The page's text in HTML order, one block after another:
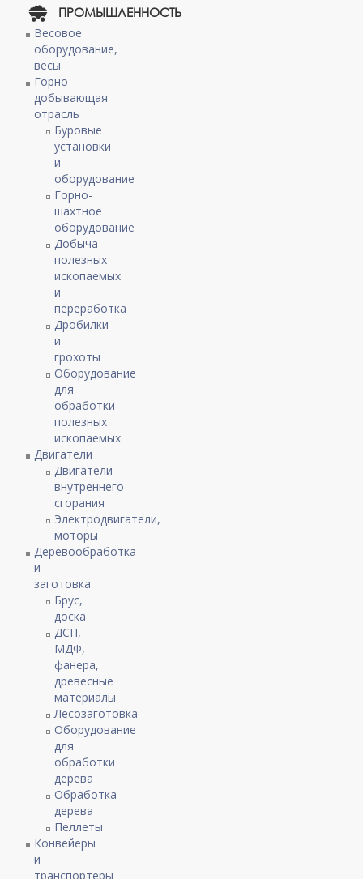
ПРОМЫШЛЕННОСТЬ
Весовое
оборудование,
весы
Горно-
добывающая
отрасль
Буровые
установки
и
оборудование
Горно-
шахтное
оборудование
Добыча
полезных
ископаемых
и
переработка
Дробилки
и
грохоты
Оборудование
для
обработки
полезных
ископаемых
Двигатели
Двигатели
внутреннего
сгорания
Электродвигатели,
моторы
Деревообработка
и
заготовка
Брус,
доска
ДСП,
МДФ,
фанера,
древесные
материалы
Лесозаготовка
Оборудование
для
обработки
дерева
Обработка
дерева
Пеллеты
Конвейеры
и
транспортеры